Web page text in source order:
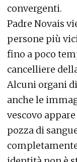
convergenti.
Padre Novais
persone più
fino a poco
cancelliere
Alcuni organi
anche le
vescovo
pozza di